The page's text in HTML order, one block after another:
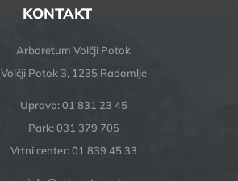
KONTAKT
Arboretum Volčji Potok
Volčji Potok 3, 1235 Radomlje
Uprava: 01 831 23 45
Park: 031 379 705
Vrtni center: 01 839 45 33